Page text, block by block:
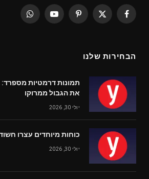
Facebook
X
Pinterest
YouTube
WhatsApp
הבחירות שלנו
תמונות דרמטיות
את הגבול ממרוקו
יולי 30, 2026
כוחות מיוחדים עצרו
יולי 30, 2026